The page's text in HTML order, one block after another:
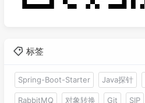
标签
Spring-Boot-Starter Java探针
RabbitMQ 对象转换 Git SIP